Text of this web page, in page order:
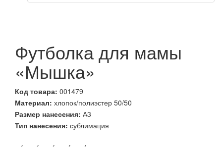
Футболка для мамы
«Мышка»
Код товара: 001479
Материал: хлопок/полиэстер 50/50
Размер нанесения: А3
Тип нанесения: сублимация